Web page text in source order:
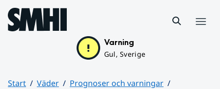
Hoppa till sidans innehåll
Varning
Gul, Sverige
Start Väder
Prognoser och varningar